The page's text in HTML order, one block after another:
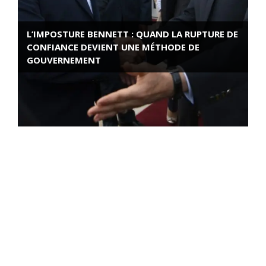
L’IMPOSTURE BENNETT : QUAND LA RUPTURE DE
CONFIANCE DEVIENT UNE MÉTHODE DE
GOUVERNEMENT
ROSE VALLAND, HEROÏNE DE LA RESISTANCE